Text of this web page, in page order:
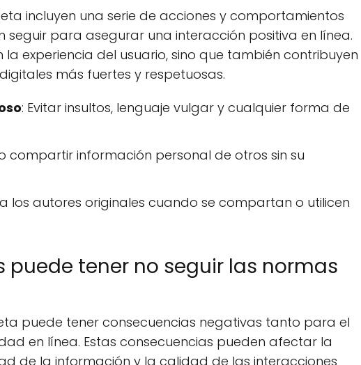
incluyen una serie de acciones y comportamientos
seguir para asegurar una interacción positiva en línea.
experiencia del usuario, sino que también contribuyen
más fuertes y respetuosas.
: Evitar insultos, lenguaje vulgar y cualquier forma de
compartir información personal de otros sin su
los autores originales cuando se compartan o utilicen
puede tener no seguir las normas
puede tener consecuencias negativas tanto para el
en línea. Estas consecuencias pueden afectar la
de la información y la calidad de las interacciones